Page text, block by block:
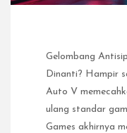
Gelombang
Dinanti? Hampir
Auto V
ulang standar
Games akhirnya